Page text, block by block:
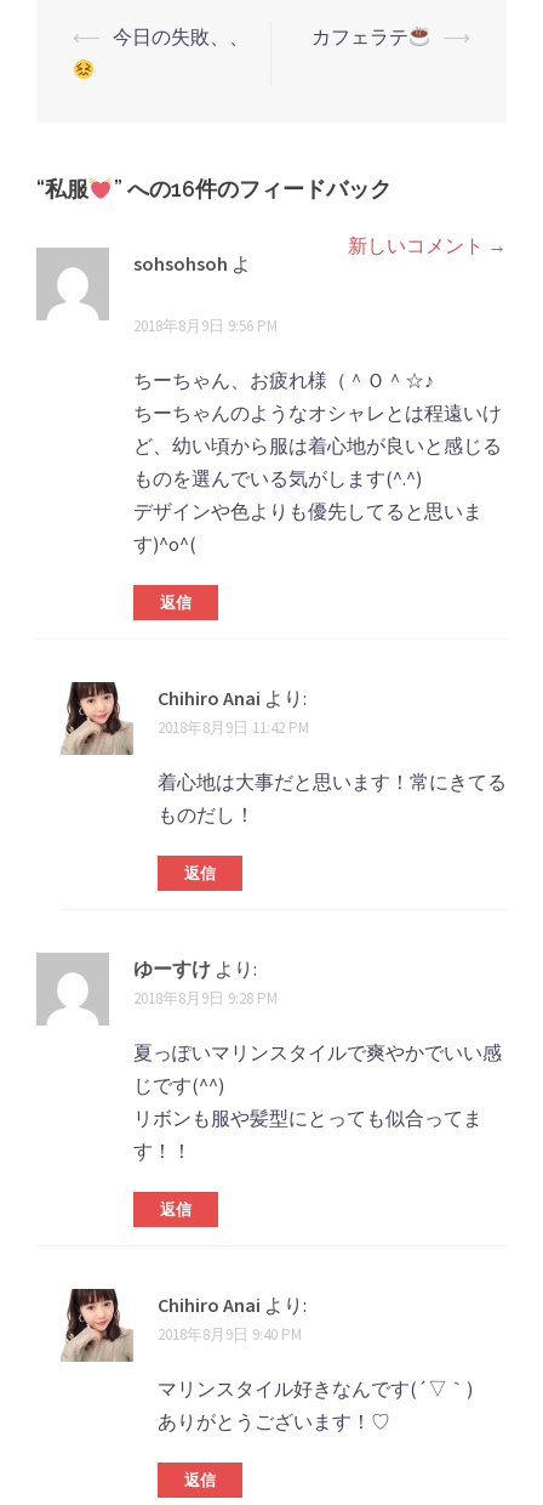
す)
投
稿
ゲ
シ
ョ
⟵ 今日の失敗、、 カフェラテ ⟶
“私服 ” への16件のフィードバック
コ
メ
ン
新しいコメント →
sohsohsoh よ
り:
2018年8月9日 9:56 PM
ちーちゃん、お疲れ様（＾Ｏ＾☆♪
ちーちゃんのようなオシャレとは程遠いけ
ど、幼い頃から服は着心地が良いと感じる
ものを選んでいる気がします(^.^)
デザインや色よりも優先してると思いま
す)^o^(
返信
Chihiro Anai より:
2018年8月9日 11:42 PM
着心地は大事だと思います！常にきてる
ものだし！
返信
ゆーすけ より:
2018年8月9日 9:28 PM
夏っぽいマリンスタイルで爽やかでいい感
じです(^^)
リボンも服や髪型にとっても似合ってま
す！！
返信
Chihiro Anai より:
2018年8月9日 9:40 PM
マリンスタイル好きなんです(´▽｀)
ありがとうございます！♡
返信